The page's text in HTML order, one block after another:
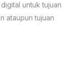
untuk tujuan
ataupun tujuan